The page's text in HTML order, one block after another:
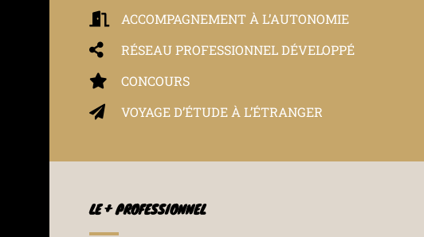
ACCOMPAGNEMENT À L’AUTONOMIE
RÉSEAU PROFESSIONNEL DÉVELOPPÉ
CONCOURS
VOYAGE D’ÉTUDE À L’ÉTRANGER
LE + PROFESSIONNEL